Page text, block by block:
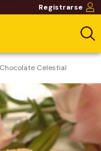
Registrarse
Celestial